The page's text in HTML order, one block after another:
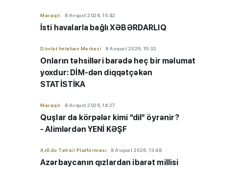
Maraqlı 8 Avqust 2026, 15:42
İsti havalarla bağlı XƏBƏRDARLIQ
Dövlət İmtahan Mərkəzi 8 Avqust 2026, 15:32
Onların təhsilləri barədə heç bir məlumat
yoxdur: DİM-dən diqqətçəkən
STATİSTİKA
Maraqlı 8 Avqust 2026, 14:27
Quşlar da körpələr kimi “dil” öyrənir?
- Alimlərdən YENİ KƏŞF
AzEdu Təhsil Platforması 8 Avqust 2026, 13:48
Azərbaycanın qızlardan ibarət millisi